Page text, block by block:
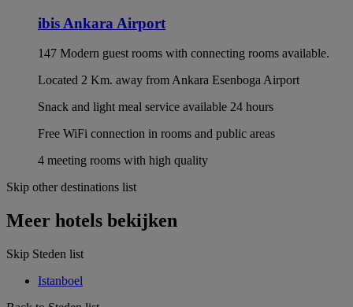
ibis Ankara Airport
147 Modern guest rooms with connecting rooms available.
Located 2 Km. away from Ankara Esenboga Airport
Snack and light meal service available 24 hours
Free WiFi connection in rooms and public areas
4 meeting rooms with high quality
Skip other destinations list
Meer hotels bekijken
Skip Steden list
Istanboel